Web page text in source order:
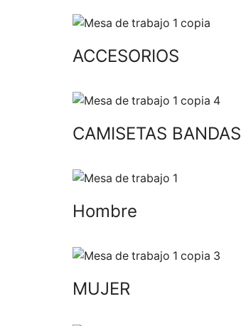
ACCESORIOS
CAMISETAS BANDAS
Hombre
MUJER